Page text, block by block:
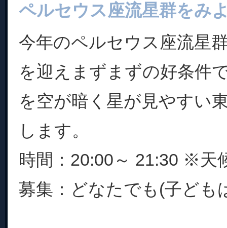
ペルセウス座流星群をみ
今年のペルセウス座流星
を迎えまずまずの好条件
を空が暗く星が見やすい
します。
時間：20:00～ 21:30 ※天
募集：どなたでも(子ども